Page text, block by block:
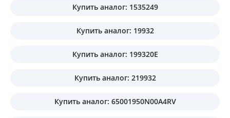
Купить аналог: 1535249
Купить аналог: 19932
Купить аналог: 199320E
Купить аналог: 219932
Купить аналог: 65001950N00A4RV